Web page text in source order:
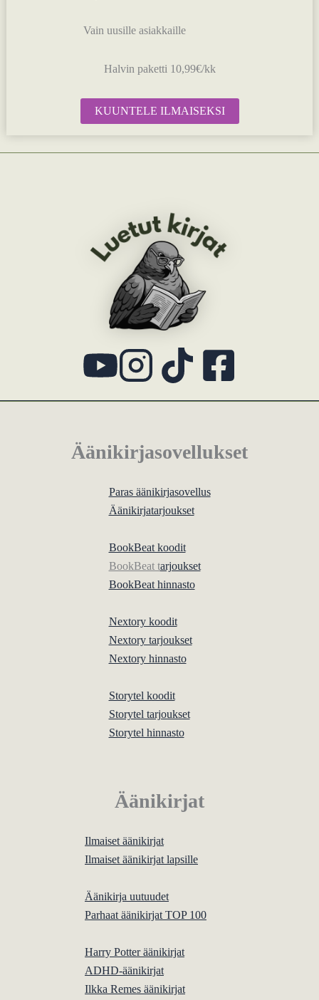
Vain uusille asiakkaille
Halvin paketti 10,99€/kk
KUUNTELE ILMAISEKSI
Äänikirjasovellukset
Paras äänikirjasovellus
Äänikirjatarjoukset
BookBeat koodit
BookBeat tarjoukset
BookBeat hinnasto
Nextory koodit
Nextory tarjoukset
Nextory hinnasto
Storytel koodit
Storytel tarjoukset
Storytel hinnasto
Äänikirjat
Ilmaiset äänikirjat
Ilmaiset äänikirjat lapsille
Äänikirja uutuudet
Parhaat äänikirjat TOP 100
Harry Potter äänikirjat
ADHD-äänikirjat
Ilkka Remes äänikirjat